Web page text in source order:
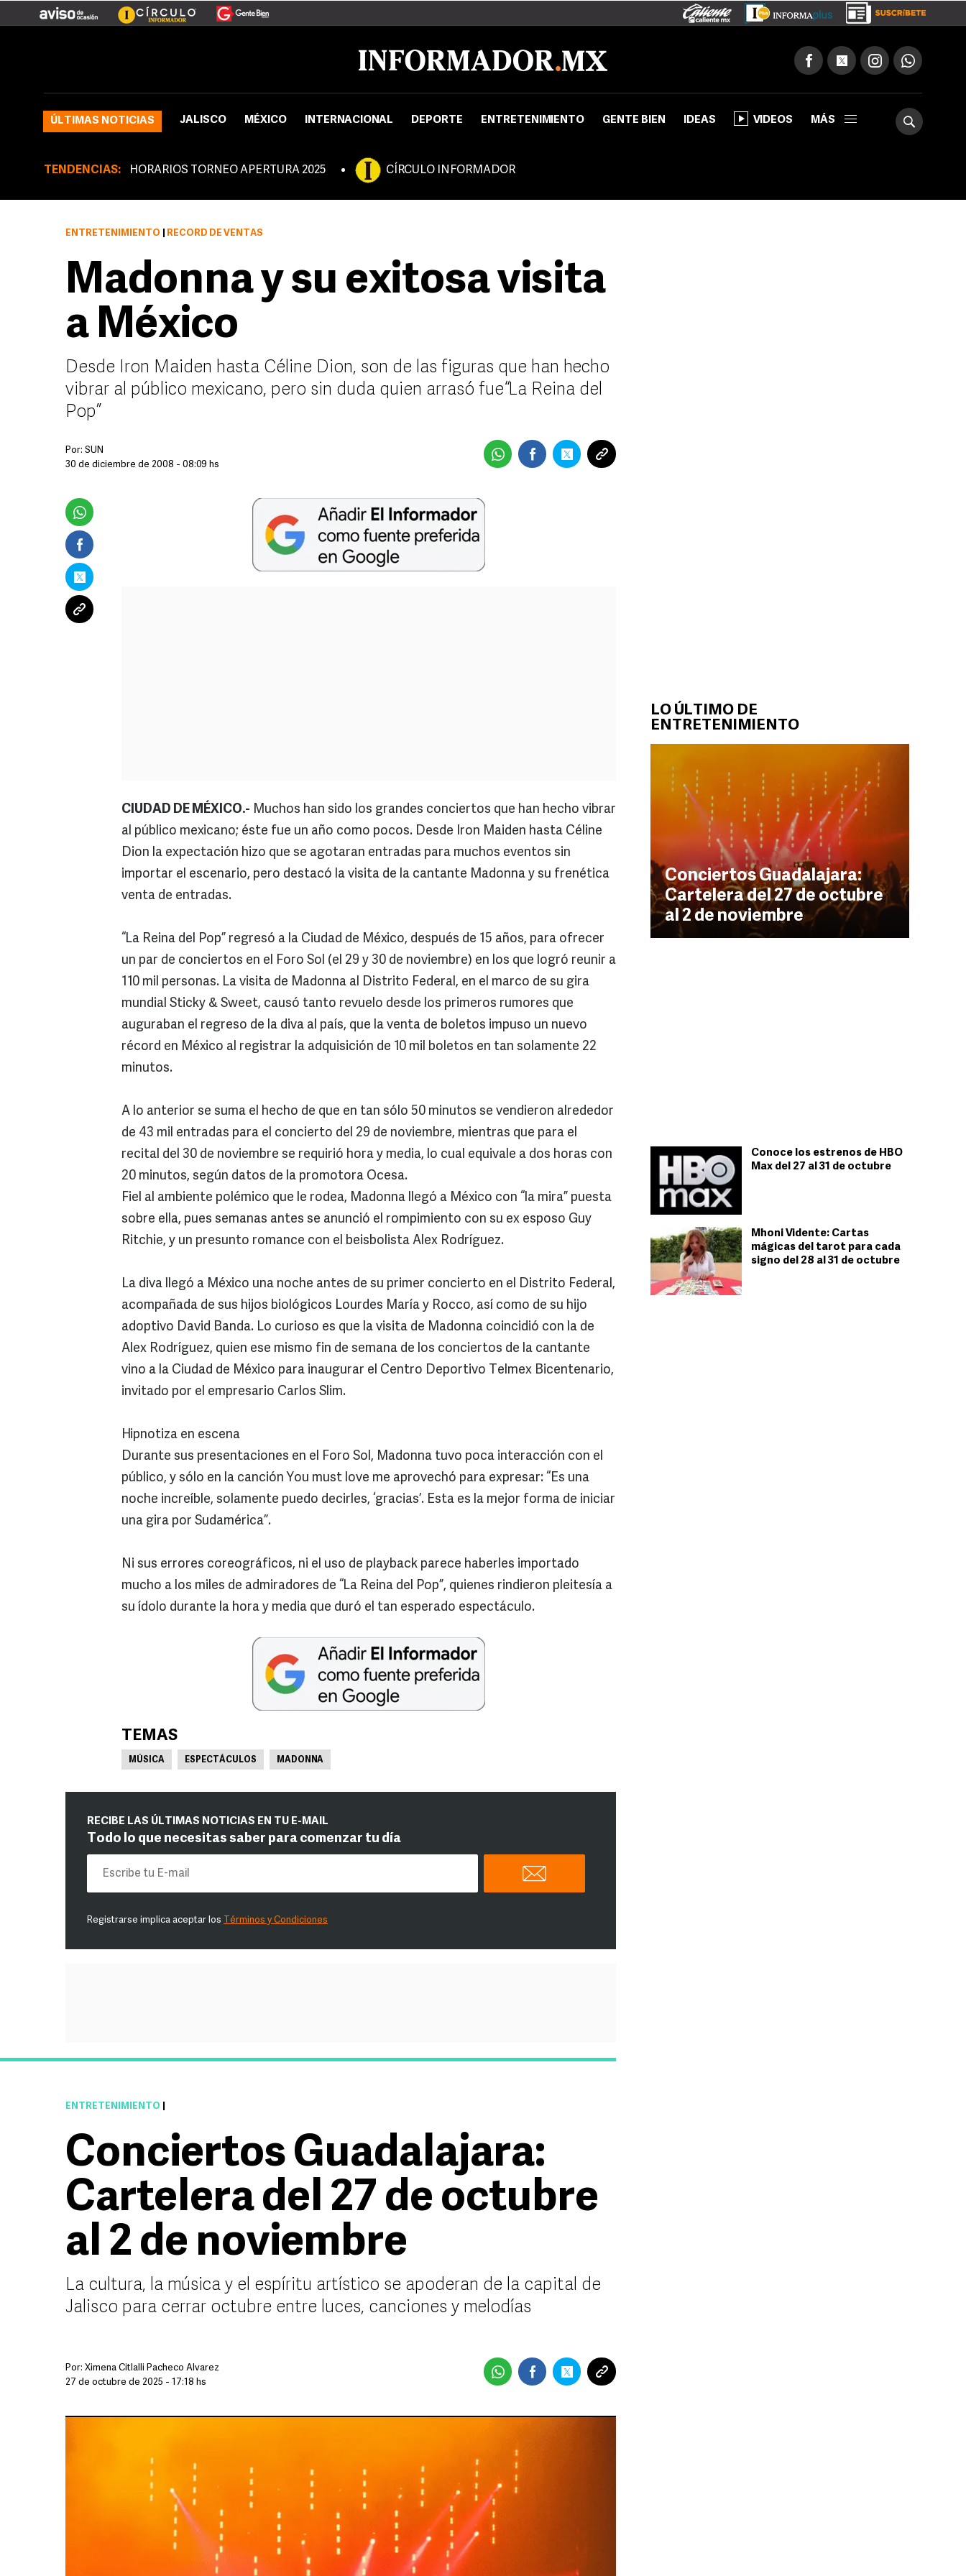
ÚLTIMAS NOTICIAS JALISCO MÉXICO INTERNACIONAL DEPORTE ENTRETENIMIENTO GENTE BIEN IDEAS VIDEOS MÁS
TENDENCIAS: HORARIOS TORNEO APERTURA 2025 CÍRCULO INFORMADOR
LO ÚLTIMO DE
ENTRETENIMIENTO
Conciertos Guadalajara:
Cartelera del 27 de octubre
al 2 de noviembre
Conoce los estrenos de HBO
Max del 27 al 31 de octubre
Mhoni Vidente: Cartas
mágicas del tarot para cada
signo del 28 al 31 de octubre
ENTRETENIMIENTO RÉCORD DE VENTAS
Madonna y su exitosa visita
a México
Desde Iron Maiden hasta Céline Dion, son de las figuras que han hecho
vibrar al público mexicano, pero sin duda quien arrasó fue “La Reina del
Pop”
Por: SUN
30 de diciembre de 2008 - 08:09 hs
CIUDAD DE MÉXICO.- Muchos han sido los grandes conciertos que han hecho vibrar
al público mexicano; éste fue un año como pocos. Desde Iron Maiden hasta Céline
Dion la expectación hizo que se agotaran entradas para muchos eventos sin
importar el escenario, pero destacó la visita de la cantante Madonna y su frenética
venta de entradas.
“La Reina del Pop” regresó a la Ciudad de México, después de 15 años, para ofrecer
un par de conciertos en el Foro Sol (el 29 y 30 de noviembre) en los que logró reunir a
110 mil personas. La visita de Madonna al Distrito Federal, en el marco de su gira
mundial Sticky & Sweet, causó tanto revuelo desde los primeros rumores que
auguraban el regreso de la diva al país, que la venta de boletos impuso un nuevo
récord en México al registrar la adquisición de 10 mil boletos en tan solamente 22
minutos.
A lo anterior se suma el hecho de que en tan sólo 50 minutos se vendieron alrededor
de 43 mil entradas para el concierto del 29 de noviembre, mientras que para el
recital del 30 de noviembre se requirió hora y media, lo cual equivale a dos horas con
20 minutos, según datos de la promotora Ocesa.
Fiel al ambiente polémico que le rodea, Madonna llegó a México con “la mira” puesta
sobre ella, pues semanas antes se anunció el rompimiento con su ex esposo Guy
Ritchie, y un presunto romance con el beisbolista Alex Rodríguez.
La diva llegó a México una noche antes de su primer concierto en el Distrito Federal,
acompañada de sus hijos biológicos Lourdes María y Rocco, así como de su hijo
adoptivo David Banda. Lo curioso es que la visita de Madonna coincidió con la de
Alex Rodríguez, quien ese mismo fin de semana de los conciertos de la cantante
vino a la Ciudad de México para inaugurar el Centro Deportivo Telmex Bicentenario,
invitado por el empresario Carlos Slim.
Hipnotiza en escena
Durante sus presentaciones en el Foro Sol, Madonna tuvo poca interacción con el
público, y sólo en la canción You must love me aprovechó para expresar: “Es una
noche increíble, solamente puedo decirles, ‘gracias’. Esta es la mejor forma de iniciar
una gira por Sudamérica”.
Ni sus errores coreográficos, ni el uso de playback parece haberles importado
mucho a los miles de admiradores de “La Reina del Pop”, quienes rindieron pleitesía a
su ídolo durante la hora y media que duró el tan esperado espectáculo.
TEMAS
MÚSICA ESPECTÁCULOS MADONNA
RECIBE LAS ÚLTIMAS NOTICIAS EN TU E-MAIL
Todo lo que necesitas saber para comenzar tu día
Registrarse implica aceptar los Términos y Condiciones
ENTRETENIMIENTO
Conciertos Guadalajara:
Cartelera del 27 de octubre
al 2 de noviembre
La cultura, la música y el espíritu artístico se apoderan de la capital de
Jalisco para cerrar octubre entre luces, canciones y melodías
Por: Ximena Citlalli Pacheco Álvarez
27 de octubre de 2025 - 17:18 hs